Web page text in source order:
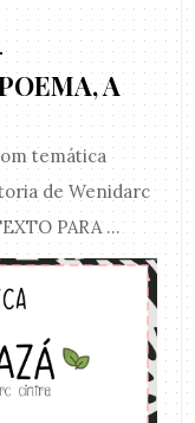
A
temática
de Wenidarc
PARA ...